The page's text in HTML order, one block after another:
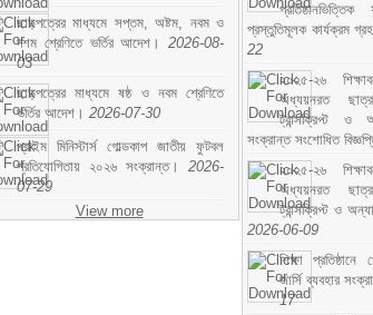
ছাড়পত্রের মাধ্যমে সপ্তম, অষ্টম, নবম ও
দশম শ্রেণিতে ভর্তির আদেশ। 2026-08-
03
ছাড়পত্রের মাধ্যমে ষষ্ঠ ও নবম শ্রেণিতে
ভর্তির আদেশ। 2026-07-30
প্রাইম মিনিস্টার্স গোল্ডকাপ জাতীয় ফুটবল
প্রতিযোগিতায় ২০২৬ সংক্রান্ত। 2026-
07-29
View more
প্রস্তুতিমূলক কার্যক্রম
22
২০২৫-২৬
অধ্যয়নরত ছাত্র/
ট্রান্সক্রিপ্ট ও
সংক্রান্ত সংশোধিত
২০২৫-২৬
অধ্যয়নরত ছাত্র/
ট্রান্সক্রিপ্ট ও
2026-06-09
শিক্ষা
জার্সি ব্যবহার
17